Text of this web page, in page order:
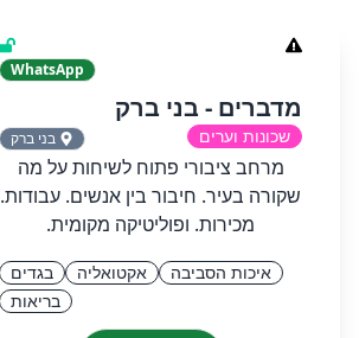
WhatsApp
מדברים - בני ברק
שכונות וערים בני ברק
מרחב ציבורי פתוח לשיחות על מה
שקורה בעיר. חיבור בין אנשים. עבודות.
מכירות. ופוליטיקה מקומית.
איכות הסביבה אקטואליה
בגדים
בריאות